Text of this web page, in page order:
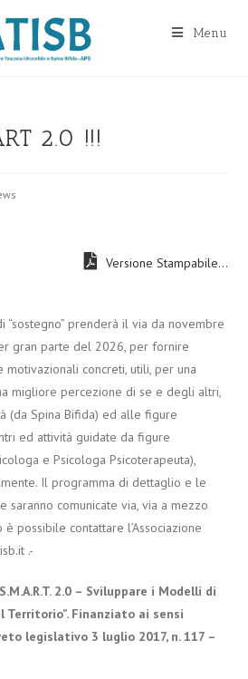
Menu
2.0 !!!
Versione Stampabile...
“sostegno” prenderà il via da novembre
gran parte del 2026, per fornire
motivazionali concreti, utili, per una
migliore percezione di se e degli altri,
(da Spina Bifida) ed alle figure
ed attività guidate da figure
e Psicologa Psicoterapeuta),
Il programma di dettaglio e le
saranno comunicate via, via a mezzo
possibile contattare l’Associazione
.-
2.0 – Sviluppare i Modelli di
Territorio”. Finanziato ai sensi
legislativo 3 luglio 2017, n. 117 –